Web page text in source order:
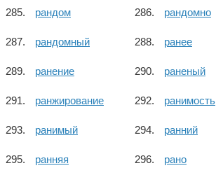
рандом рандомно
рандомный ранее
ранение раненый
ранжирование ранимость
ранимый ранний
ранняя рано